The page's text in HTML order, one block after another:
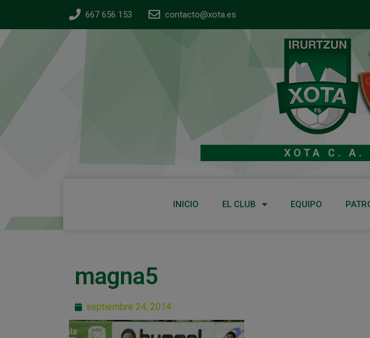
667 656 153 contacto@xota.es
XOTA C. A.
INICIO EL CLUB EQUIPO
magna5
septiembre 24, 2014